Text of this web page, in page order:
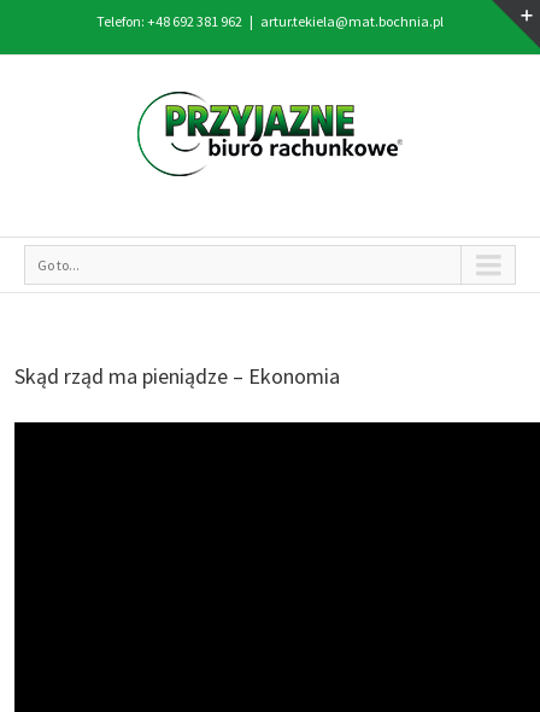
Telefon: +48 692 381 962 | artur.tekiela@mat.bochnia.pl
Go to...
Skąd rząd ma pieniądze – Ekonomia